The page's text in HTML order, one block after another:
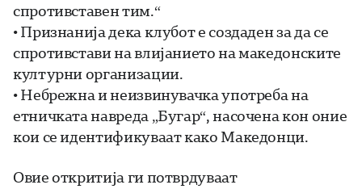
спротивставен тим.“
• Признанија дека клубот е создаден за да се
спротивстави на влијанието на македонските
културни организации.
• Небрежна и неизвинувачка употреба на
етничката навреда „Бугар“, насочена кон оние
кои се идентификуваат како Македонци.
Овие откритија ги потврдуваат